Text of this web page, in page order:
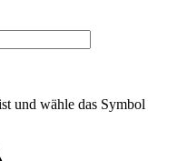
und wähle das Symbol